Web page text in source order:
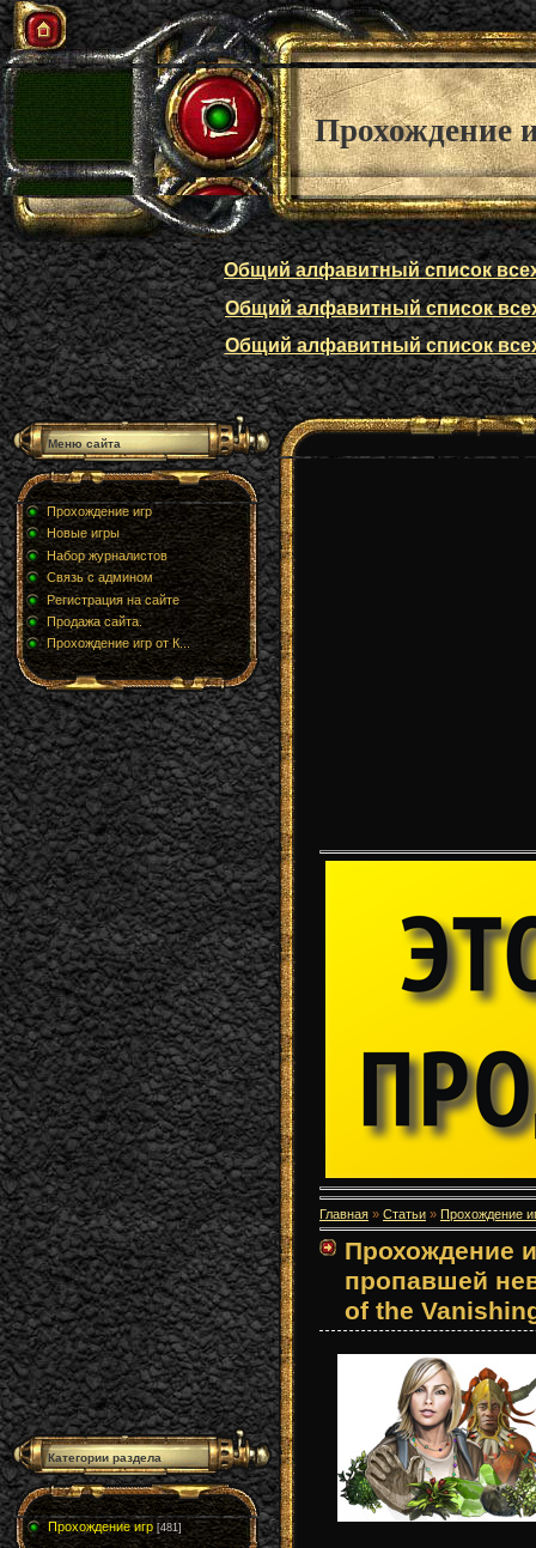
Прохождение
Общий алфавитный список
Общий алфавитный список
Общий алфавитный список
Меню сайта
Прохождение игр
Новые игры
Набор журналистов
Связь с админом
Регистрация на сайте
Продажа сайта.
Прохождение игр от К...
Категории раздела
Прохождение игр [481]
Главная » Статьи » Прохождение
Прохождение
пропавшей
of the